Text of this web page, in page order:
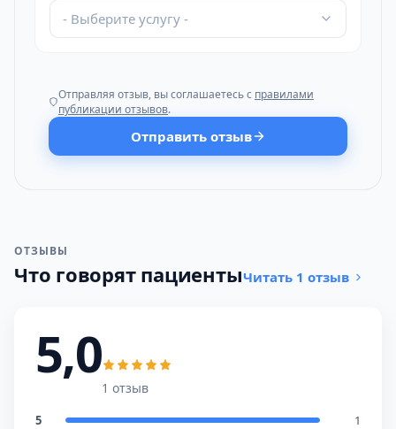
- Выберите услугу -
Отправляя отзыв, вы соглашаетесь с правилами
публикации отзывов.
Отправить отзыв
ОТЗЫВЫ
Что говорят пациентыЧитать 1 отзыв
5,0
1 отзыв
5
1